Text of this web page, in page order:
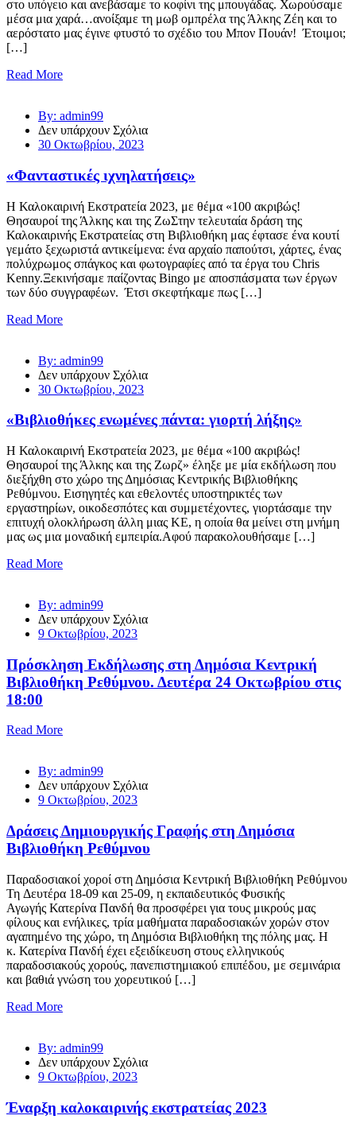
στο υπόγειο και ανεβάσαμε το κοφίνι της μπουγάδας. Χωρούσαμε
μέσα μια χαρά…ανοίξαμε τη μωβ ομπρέλα της Άλκης Ζέη και το
αερόστατο μας έγινε φτυστό το σχέδιο του Μπον Πουάν! Έτοιμοι;
[…]
Read More
By: admin99
Δεν υπάρχουν Σχόλια
30 Οκτωβρίου, 2023
«Φανταστικές ιχνηλατήσεις»
Η Καλοκαιρινή Εκστρατεία 2023, με θέμα «100 ακριβώς!
Θησαυροί της Άλκης και της ΖωΣτην τελευταία δράση της
Καλοκαιρινής Εκστρατείας στη Βιβλιοθήκη μας έφτασε ένα κουτί
γεμάτο ξεχωριστά αντικείμενα: ένα αρχαίο παπούτσι, χάρτες, ένας
πολύχρωμος σπάγκος και φωτογραφίες από τα έργα του Chris
Kenny.Ξεκινήσαμε παίζοντας Bingo με αποσπάσματα των έργων
των δύο συγγραφέων. Έτσι σκεφτήκαμε πως […]
Read More
By: admin99
Δεν υπάρχουν Σχόλια
30 Οκτωβρίου, 2023
«Βιβλιοθήκες ενωμένες πάντα: γιορτή λήξης»
Η Καλοκαιρινή Εκστρατεία 2023, με θέμα «100 ακριβώς!
Θησαυροί της Άλκης και της Ζωρζ» έληξε με μία εκδήλωση που
διεξήχθη στο χώρο της Δημόσιας Κεντρικής Βιβλιοθήκης
Ρεθύμνου. Εισηγητές και εθελοντές υποστηρικτές των
εργαστηρίων, οικοδεσπότες και συμμετέχοντες, γιορτάσαμε την
επιτυχή ολοκλήρωση άλλη μιας ΚΕ, η οποία θα μείνει στη μνήμη
μας ως μια μοναδική εμπειρία.Αφού παρακολουθήσαμε […]
Read More
By: admin99
Δεν υπάρχουν Σχόλια
9 Οκτωβρίου, 2023
Πρόσκληση Εκδήλωσης στη Δημόσια Κεντρική
Βιβλιοθήκη Ρεθύμνου. Δευτέρα 24 Οκτωβρίου στις
18:00
Read More
By: admin99
Δεν υπάρχουν Σχόλια
9 Οκτωβρίου, 2023
Δράσεις Δημιουργικής Γραφής στη Δημόσια
Βιβλιοθήκη Ρεθύμνου
Παραδοσιακοί χοροί στη Δημόσια Κεντρική Βιβλιοθήκη Ρεθύμνου
Τη Δευτέρα 18-09 και 25-09, η εκπαιδευτικός Φυσικής
Αγωγής Κατερίνα Πανδή θα προσφέρει για τους μικρούς μας
φίλους και ενήλικες, τρία μαθήματα παραδοσιακών χορών στον
αγαπημένο της χώρο, τη Δημόσια Βιβλιοθήκη της πόλης μας. Η
κ. Κατερίνα Πανδή έχει εξειδίκευση στους ελληνικούς
παραδοσιακούς χορούς, πανεπιστημιακού επιπέδου, με σεμινάρια
και βαθιά γνώση του χορευτικού […]
Read More
By: admin99
Δεν υπάρχουν Σχόλια
9 Οκτωβρίου, 2023
Έναρξη καλοκαιρινής εκστρατείας 2023